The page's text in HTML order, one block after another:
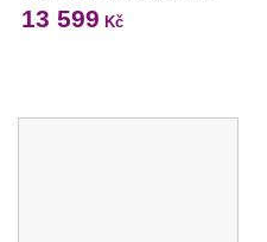
13 599 Kč